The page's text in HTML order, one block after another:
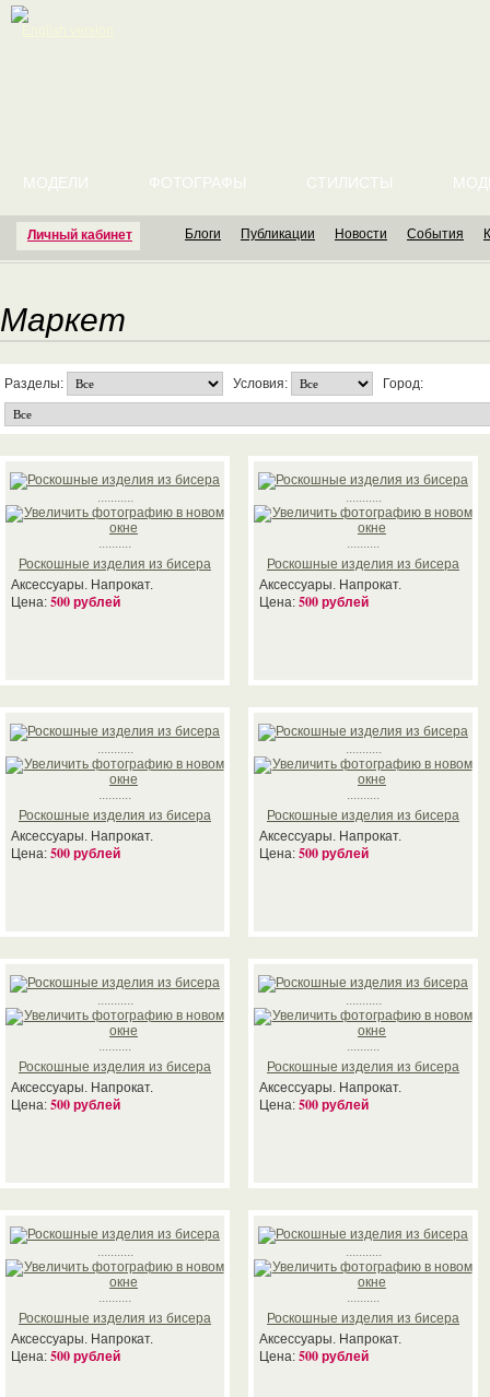
Личный кабинет
МОДЕЛИ ФОТОГРАФЫ СТИЛИСТЫ
Блоги Публикации Новости События
Маркет
Разделы: Условия: Город:
...........
..........
Роскошные изделия из бисера
Аксессуары. Напрокат.
Цена: 500 рублей
...........
..........
Роскошные изделия из бисера
Аксессуары. Напрокат.
Цена: 500 рублей
...........
..........
Роскошные изделия из бисера
Аксессуары. Напрокат.
Цена: 500 рублей
...........
..........
Роскошные изделия из бисера
Аксессуары. Напрокат.
Цена: 500 рублей
...........
..........
Роскошные изделия из бисера
Аксессуары. Напрокат.
Цена: 500 рублей
...........
..........
Роскошные изделия из бисера
Аксессуары. Напрокат.
Цена: 500 рублей
...........
..........
Роскошные изделия из бисера
Аксессуары. Напрокат.
Цена: 500 рублей
...........
..........
Роскошные изделия из бисера
Аксессуары. Напрокат.
Цена: 500 рублей